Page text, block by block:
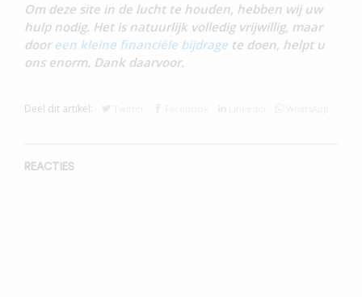
Om deze site in de lucht te houden, hebben wij uw
hulp nodig. Het is natuurlijk volledig vrijwillig, maar
door een kleine financiële bijdrage te doen, helpt u
ons enorm. Dank daarvoor.
Deel dit artikel:
REACTIES